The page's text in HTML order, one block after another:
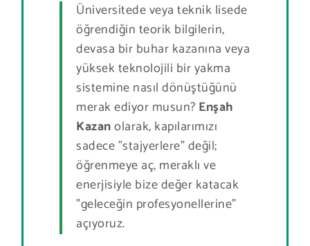
Üniversitede veya teknik lisede
öğrendiğin teorik bilgilerin,
devasa bir buhar kazanına veya
yüksek teknolojili bir yakma
sistemine nasıl dönüştüğünü
merak ediyor musun? Enşah
Kazanolarak, kapılarımızı
sadece "stajyerlere" değil;
öğrenmeye aç, meraklı ve
enerjisiyle bize değer katacak
"geleceğin profesyonellerine"
açıyoruz.